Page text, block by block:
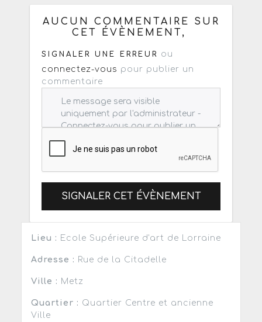
: mail / forum / réseau social
AUCUN COMMENTAIRE SUR
CET ÉVÈNEMENT,
SIGNALER UNE ERREUR
ou
connectez-vous pour publier un
commentaire
SIGNALER CET ÉVÈNEMENT
Lieu : Ecole Supérieure d'art de Lorraine
Adresse : Rue de la Citadelle
Ville : Metz
Quartier : Quartier Centre et ancienne
Ville